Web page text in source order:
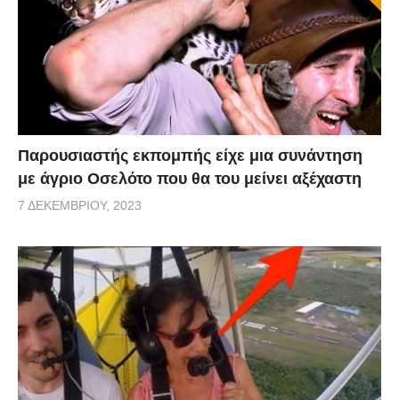
Παρουσιαστής εκπομπής είχε μια συνάντηση
με άγριο Οσελότο που θα του μείνει αξέχαστη
7 ΔΕΚΕΜΒΡΊΟΥ, 2023